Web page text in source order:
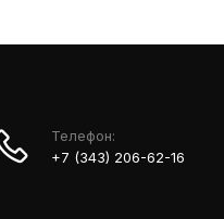
Телефон:
+7 (343) 206-62-16